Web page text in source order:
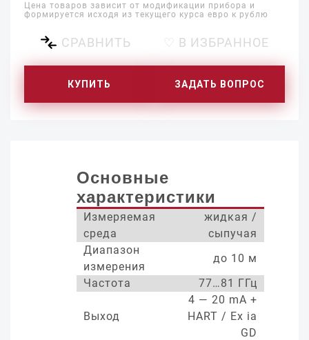
Цена товаров зависит от модификации прибора и
формируется исходя из текущего курса евро к рублю
СРАВНИТЬ ♡ В ИЗБРАННОЕ
КУПИТЬ ЗАДАТЬ ВОПРОС
Основные
характеристики
Измеряемая
среда
жидкая /
сыпучая
Диапазон
измерения
до 10 м
Частота
77…81 ГГц
Выход
4 — 20 mA +
HART / Ex ia
GD